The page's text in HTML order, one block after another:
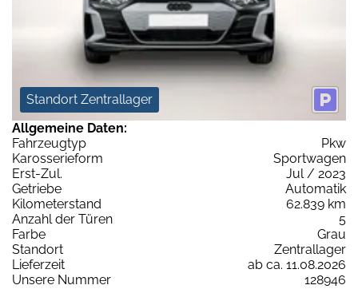
Standort Zentrallager
Allgemeine Daten:
Fahrzeugtyp
Pkw
Karosserieform
Sportwagen
Erst-Zul.
Jul / 2023
Getriebe
Automatik
Kilometerstand
62.839 km
Anzahl der Türen
5
Farbe
Grau
Standort
Zentrallager
Lieferzeit
ab ca. 11.08.2026
Unsere Nummer
128946